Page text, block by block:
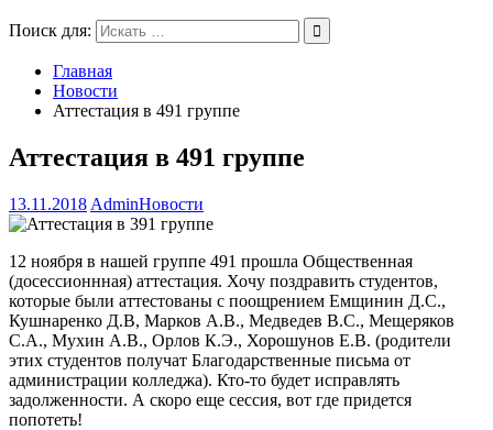
Поиск для:
Главная
Новости
Аттестация в 491 группе
Аттестация в 491 группе
13.11.2018 AdminНовости
12 ноября в нашей группе 491 прошла Общественная
(досессионнная) аттестация. Хочу поздравить студентов,
которые были аттестованы с поощрением Емщинин Д.С.,
Кушнаренко Д.В, Марков А.В., Медведев В.С., Мещеряков
С.А., Мухин А.В., Орлов К.Э., Хорошунов Е.В. (родители
этих студентов получат Благодарственные письма от
администрации колледжа). Кто-то будет исправлять
задолженности. А скоро еще сессия, вот где придется
попотеть!